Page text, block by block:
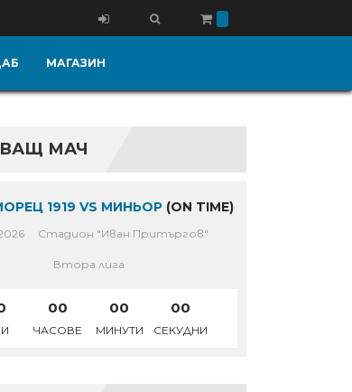
МАГАЗИН
МАЧ
1919 VS МИНЬОР (ON TIME)
Стадион "Иван Притъргов"
Втора лига
00
ЧАСОВЕ
00
МИНУТИ
00
СЕКУДНИ